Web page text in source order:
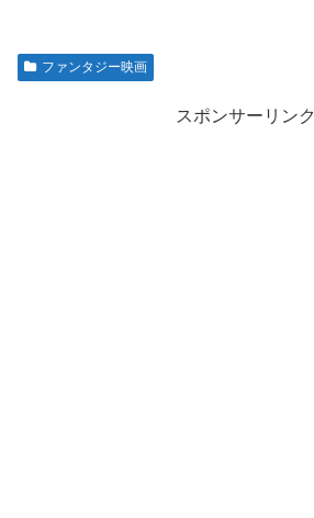
ファンタジー映画
スポンサーリンク